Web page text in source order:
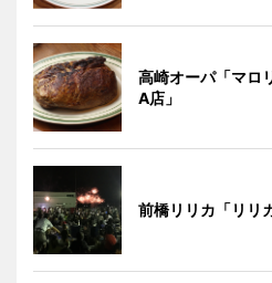
高崎オーパ「マロ
A店」
前橋リリカ「リリ